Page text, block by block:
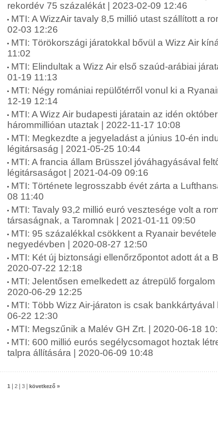
rekordév 75 százalékát | 2023-02-09 12:46
MTI: A WizzAir tavaly 8,5 millió utast szállított a
02-03 12:26
MTI: Törökországi járatokkal bővül a Wizz Air
11:02
MTI: Elindultak a Wizz Air első szaúd-arábiai
01-19 11:13
MTI: Négy romániai repülőtérről vonul ki a
12-19 12:14
MTI: A Wizz Air budapesti járatain az idén
hárommillióan utaztak | 2022-11-17 10:08
MTI: Megkezdte a jegyeladást a június 10-én
légitársaság | 2021-05-25 10:44
MTI: A francia állam Brüsszel jóváhagyásával
légitársaságot | 2021-04-09 09:16
MTI: Története legrosszabb évét zárta a
08 11:40
MTI: Tavaly 93,2 millió euró vesztesége volt a
társaságnak, a Taromnak | 2021-01-11 09:50
MTI: 95 százalékkal csökkent a Ryanair
negyedévben | 2020-08-27 12:50
MTI: Két új biztonsági ellenőrzőpontot adott át a
2020-07-22 12:18
MTI: Jelentősen emelkedett az átrepülő
2020-06-29 12:25
MTI: Több Wizz Air-járaton is csak bankkártyával
06-22 12:30
MTI: Megszűnik a Malév GH Zrt. | 2020-06-18
MTI: 600 millió eurós segélycsomagot hoztak
talpra állítására | 2020-06-09 10:48
1 2 3 következő »